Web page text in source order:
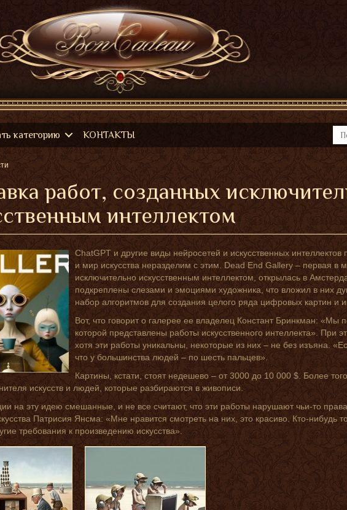
категорию КОНТАКТЫ
работ, созданных
интеллектом
ChatGPT и другие виды нейросетей и искусственных интеллектов
и мир искусства неразделим с этим. Dead End Gallery – первая в
исключительно искусственным интеллектом, открылась в
подкреплены слезами и эмоциями художника, что вложил в них
набор алгоритмов для создания целого ряда цифровых картин и
Вот, что говорит о галерее ее владелец Констант Бринкман: «Мы
которой представлены работы искусственного интеллекта». При
хотя эти работы уникальны, некоторые из них – не без изъяна.
что у большинства людей – по шесть пальцев».
Картины, кстати, стоят недешево – от 3000 до 10 000 $. Более
искусств и людей, которые разбираются в живописи.
на эту идею смешанные, и не все считают, что эти работы нарушают чьи-то
Патрисия Янсма: «Мне нравится смотреть на них, это красиво. Кто-нибудь
требования к произведению искусства».